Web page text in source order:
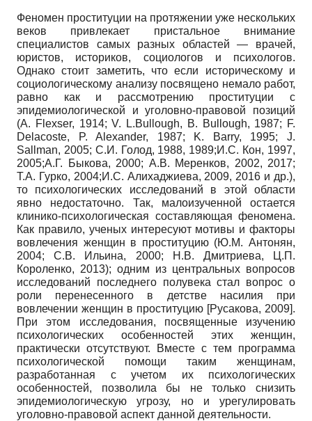
Феномен проституции на протяжении уже нескольких
веков привлекает пристальное внимание
специалистов самых разных областей — врачей,
юристов, историков, социологов и психологов.
Однако стоит заметить, что если историческому и
социологическому анализу посвящено немало работ,
равно как и рассмотрению проституции с
эпидемиологической и уголовно-правовой позиций
(A. Flexser, 1914; V. L.Bullough, B. Bullough, 1987; F.
Delacoste, P. Alexander, 1987; K. Barry, 1995; J.
Sallman, 2005; С.И. Голод, 1988, 1989;И.С. Кон, 1997,
2005;А.Г. Быкова, 2000; А.В. Меренков, 2002, 2017;
Т.А. Гурко, 2004;И.С. Алихаджиева, 2009, 2016 и др.),
то психологических исследований в этой области
явно недостаточно. Так, малоизученной остается
клинико-психологическая составляющая феномена.
Как правило, ученых интересуют мотивы и факторы
вовлечения женщин в проституцию (Ю.М. Антонян,
2004; С.В. Ильина, 2000; Н.В. Дмитриева, Ц.П.
Короленко, 2013); одним из центральных вопросов
исследований последнего полувека стал вопрос о
роли перенесенного в детстве насилия при
вовлечении женщин в проституцию [Русакова, 2009].
При этом исследования, посвященные изучению
психологических особенностей этих женщин,
практически отсутствуют. Вместе с тем программа
психологической помощи таким женщинам,
разработанная с учетом их психологических
особенностей, позволила бы не только снизить
эпидемиологическую угрозу, но и урегулировать
уголовно-правовой аспект данной деятельности.